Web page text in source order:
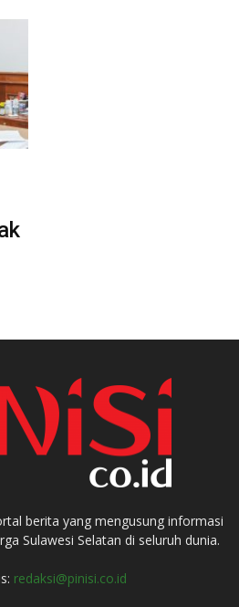
berita yang mengusung informasi
Sulawesi Selatan di seluruh dunia.
redaksi@pinisi.co.id